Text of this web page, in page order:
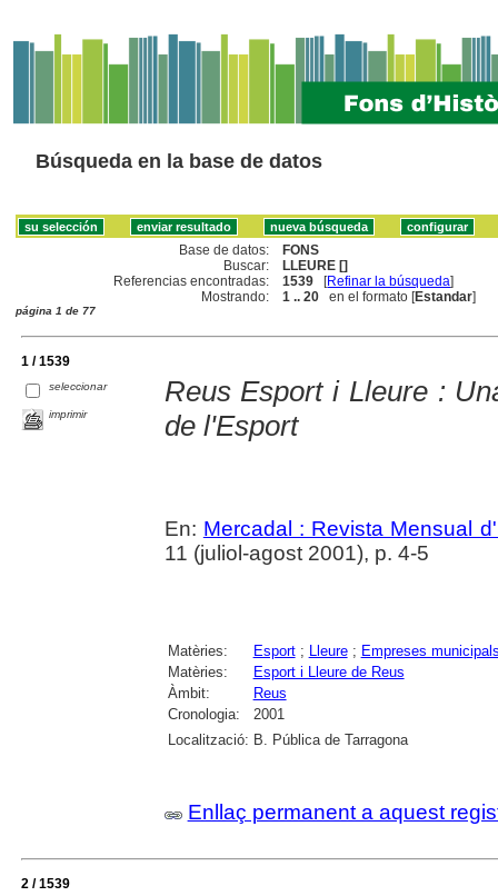
Búsqueda en la base de datos
Base de datos:
FONS
Buscar:
LLEURE []
Referencias encontradas:
1539 [Refinar la búsqueda]
Mostrando:
1 .. 20 en el formato [Estandar]
página 1 de 77
1 / 1539
seleccionar
imprimir
Reus Esport i Lleure :
de l'Esport
En: Mercadal : Revista Mensual
11 (juliol-agost 2001), p. 4-5
Matèries: Esport; Lleure; Empreses
Matèries:
Esport i Lleure de Reus
Àmbit:
Reus
Cronologia:
2001
Localització: B. Pública de Tarragona
Enllaç permanent a aquest
2 / 1539